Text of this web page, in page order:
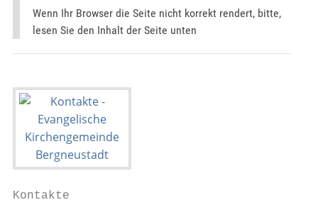
Wenn Ihr Browser die Seite nicht korrekt rendert, bitte,
lesen Sie den Inhalt der Seite unten
Kontakte